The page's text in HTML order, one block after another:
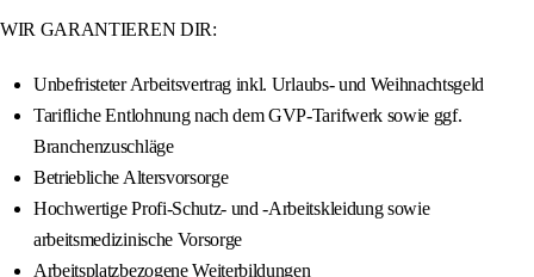
WIR GARANTIEREN DIR:
Unbefristeter Arbeitsvertrag inkl. Urlaubs- und Weihnachtsgeld
Tarifliche Entlohnung nach dem GVP-Tarifwerk sowie ggf.
Branchenzuschläge
Betriebliche Altersvorsorge
Hochwertige Profi-Schutz- und -Arbeitskleidung sowie
arbeitsmedizinische Vorsorge
Arbeitsplatzbezogene Weiterbildungen